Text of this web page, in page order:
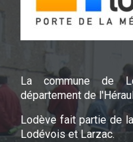
La commune de
département de
Lodève fait partie de
Lodévois et Larzac.